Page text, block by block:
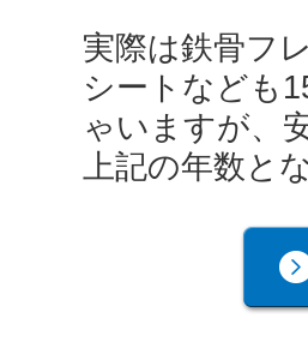
実際は鉄骨フ
シートなども
ゃいますが、
上記の年数と